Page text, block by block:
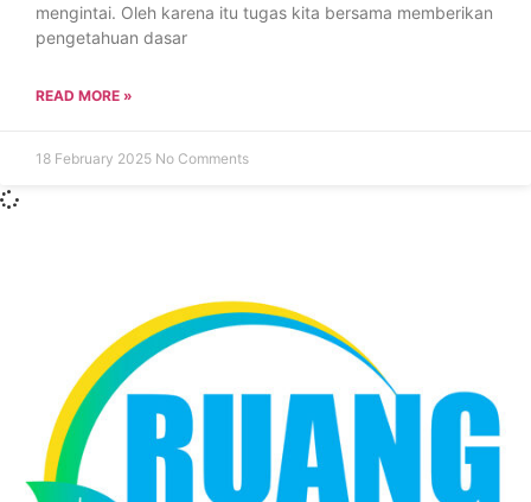
mengintai. Oleh karena itu tugas kita bersama memberikan
pengetahuan dasar
READ MORE »
18 February 2025 No Comments